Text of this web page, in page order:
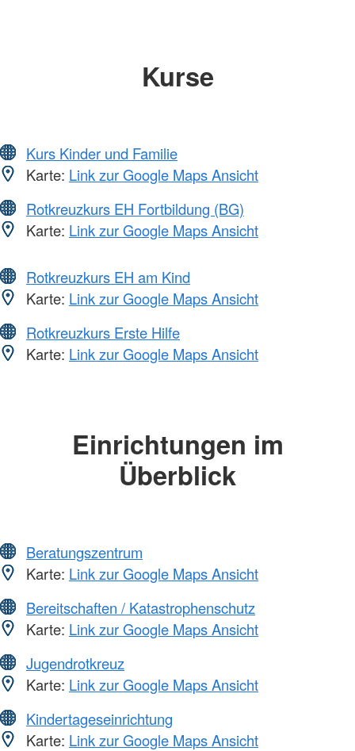
Kurse
Kurs Kinder und Familie
Karte: Link zur Google Maps Ansicht
Rotkreuzkurs EH Fortbildung (BG)
Karte: Link zur Google Maps Ansicht
Rotkreuzkurs EH am Kind
Karte: Link zur Google Maps Ansicht
Rotkreuzkurs Erste Hilfe
Karte: Link zur Google Maps Ansicht
Einrichtungen im
Überblick
Beratungszentrum
Karte: Link zur Google Maps Ansicht
Bereitschaften / Katastrophenschutz
Karte: Link zur Google Maps Ansicht
Jugendrotkreuz
Karte: Link zur Google Maps Ansicht
Kindertageseinrichtung
Karte: Link zur Google Maps Ansicht